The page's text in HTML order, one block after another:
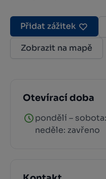
Přidat zážitek
Zobrazit na mapě
Otevírací doba
pondělí –
neděle: zavřeno